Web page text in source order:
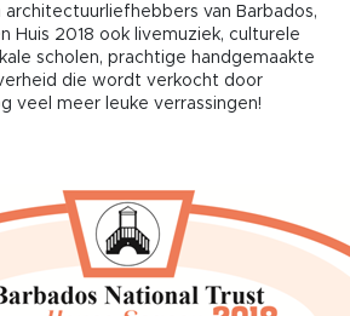
van Barbados,
Huis 2018 ook livemuziek, culturele
scholen, prachtige handgemaakte
die wordt verkocht door
veel meer leuke verrassingen!